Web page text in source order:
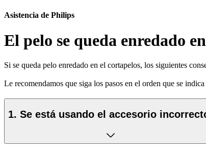
Asistencia de Philips
El pelo se queda enredado
Si se queda pelo enredado en el cortapelos, los siguientes
Le recomendamos que siga los pasos en el orden que se
1. Se está usando el accesorio